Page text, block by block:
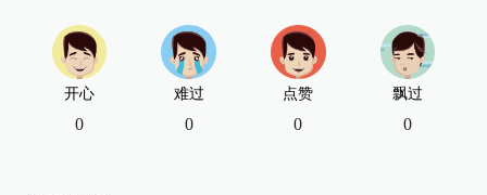
开心
0
难过
0
点赞
0
飘过
0